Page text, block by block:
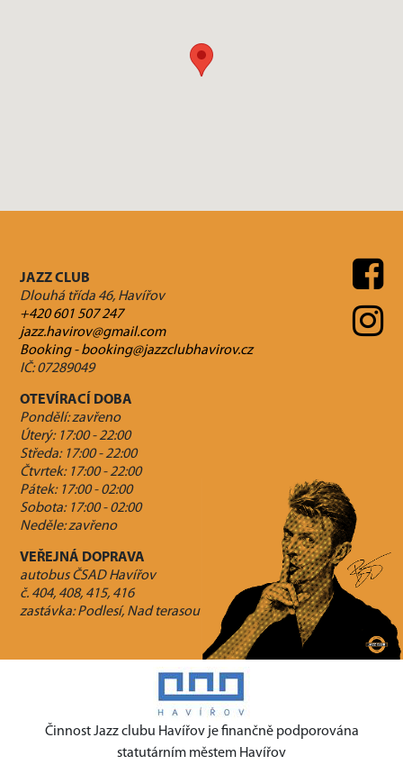
JAZZ CLUB
Dlouhá třída 46, Havířov
+420 601 507 247
jazz.havirov@gmail.com
Booking - booking@jazzclubhavirov.cz
IČ: 07289049
OTEVÍRACÍ DOBA
Pondělí: zavřeno
Úterý: 17:00 - 22:00
Středa: 17:00 - 22:00
Čtvrtek: 17:00 - 22:00
Pátek: 17:00 - 02:00
Sobota: 17:00 - 02:00
Neděle: zavřeno
VEŘEJNÁ DOPRAVA
autobus ČSAD Havířov
č. 404, 408, 415, 416
zastávka: Podlesí, Nad terasou
Činnost Jazz clubu Havířov je finančně podporována
statutárním městem Havířov